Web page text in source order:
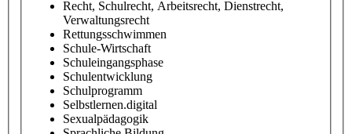
Recht, Schulrecht, Arbeitsrecht, Dienstrecht,
Verwaltungsrecht
Rettungsschwimmen
Schule-Wirtschaft
Schuleingangsphase
Schulentwicklung
Schulprogramm
Selbstlernen.digital
Sexualpädagogik